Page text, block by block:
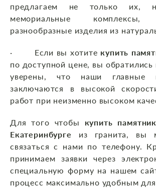
предлагаем не только их,
мемориальные
разнообразные изделия из
· Если вы хотите купить
по доступной цене, вы
уверены, что наши главные
заключаются в высокой
работ при неизменно высоком
Для того чтобы купить
Екатеринбурге из гранита, вы
связаться с нами по телефону.
принимаем заявки через
специальную форму на нашем
процесс максимально удобным для